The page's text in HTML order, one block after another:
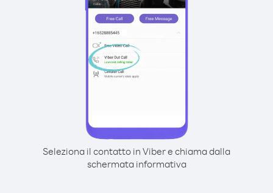
Seleziona il contatto in Viber e chiama dalla
schermata informativa